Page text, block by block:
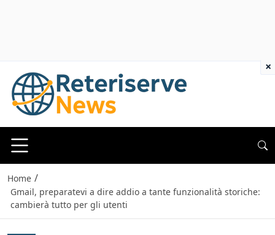
Home /
Gmail, preparatevi a dire addio a tante funzionalità storiche:
cambierà tutto per gli utenti
×